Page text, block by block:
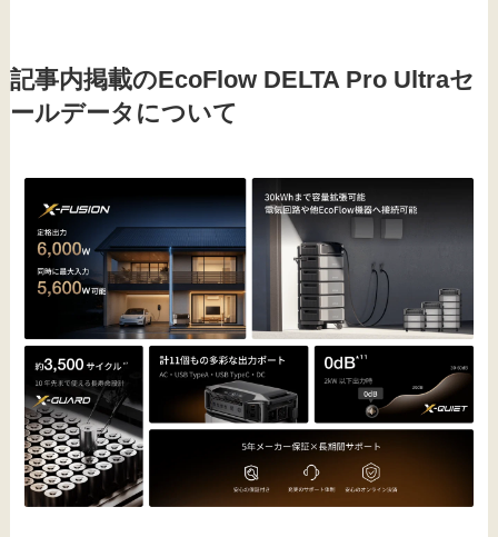
記事内掲載のEcoFlow DELTA Pro Ultraセ
ールデータについて